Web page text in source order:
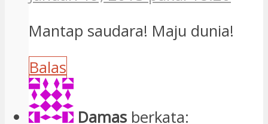
Mari kita mulai lagi karena kita
belum cukup berbuat yang lebih
demi Tuhan dan sesama.Pace e
bene.
Balas